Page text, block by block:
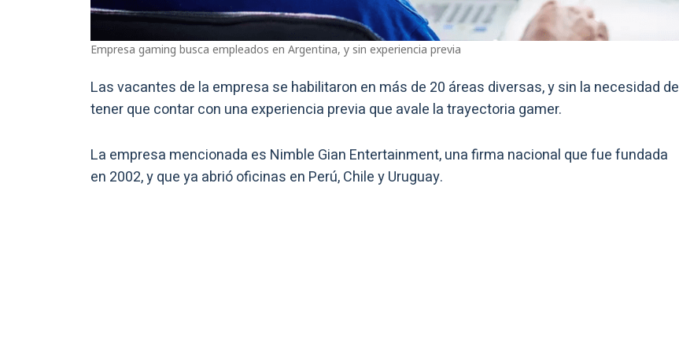
Empresa gaming busca empleados en Argentina, y sin experiencia previa
Las vacantes de la empresa se habilitaron en más de 20 áreas diversas, y sin la necesidad de
tener que contar con una experiencia previa que avale la trayectoria gamer.
La empresa mencionada es Nimble Gian Entertainment, una firma nacional que fue fundada
en 2002, y que ya abrió oficinas en Perú, Chile y Uruguay.